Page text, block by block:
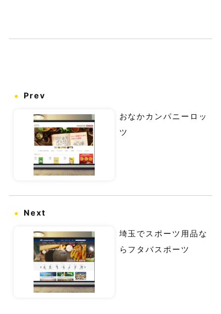
Prev
おなかカンパニーロッ
ツ
Next
埼玉でスポーツ用品な
らフタバスポーツ